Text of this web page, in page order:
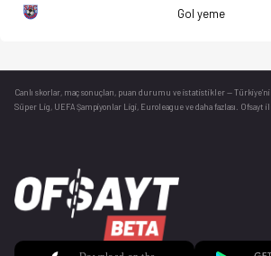
Gol yeme
Canlı skorlar , maç sonuçları, puan durumu ve istatistikler —
Süper Lig, UEFA Şampiyonlar Ligi, Euroleague ve daha fazlası. Ofsayt